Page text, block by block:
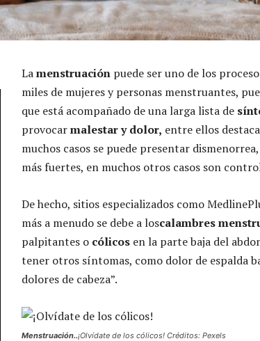
Lamenstruación puede ser uno de los
miles de mujeres y personas menstruantes,
que está acompañado de una larga lista de
provocarmalestar y dolor, entre ellos
muchos casos se puede presentar
más fuertes, en muchos otros casos son
De hecho, sitios especializados como
más a menudo se debe a loscalambres
palpitantes o cólicos en la parte baja del
tener otros síntomas, como dolor de espalda
dolores de cabeza”.
Menstruación..¡Olvídate de los cólicos! Créditos: Pexels